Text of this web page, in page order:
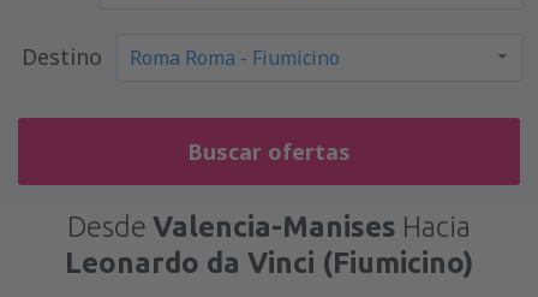
Destino
Buscar ofertas
Desde Valencia-Manises Hacia
Leonardo da Vinci (Fiumicino)